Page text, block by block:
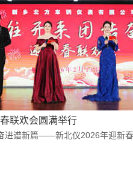
联欢会圆满举行
进谱新篇——新北仪2026年迎新